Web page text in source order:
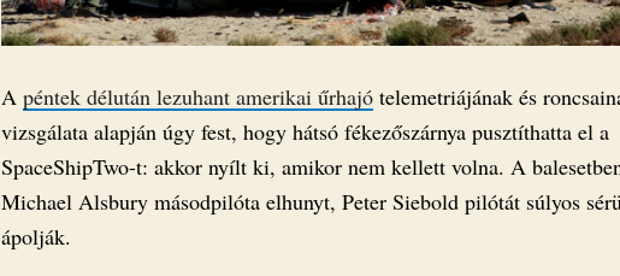
A péntek délután lezuhant amerikai űrhajó telemetriájának és
vizsgálata alapján úgy fest, hogy hátsó fékezőszárnya pusztíthatta el a
SpaceShipTwo-t: akkor nyílt ki, amikor nem kellett volna. A
Michael Alsbury másodpilóta elhunyt, Peter Siebold pilótát súlyos
ápolják.